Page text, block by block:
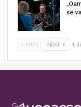
se
PREV NEXT 1